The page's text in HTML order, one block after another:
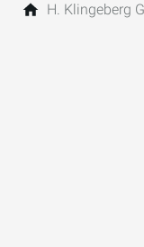
H. Klingeberg